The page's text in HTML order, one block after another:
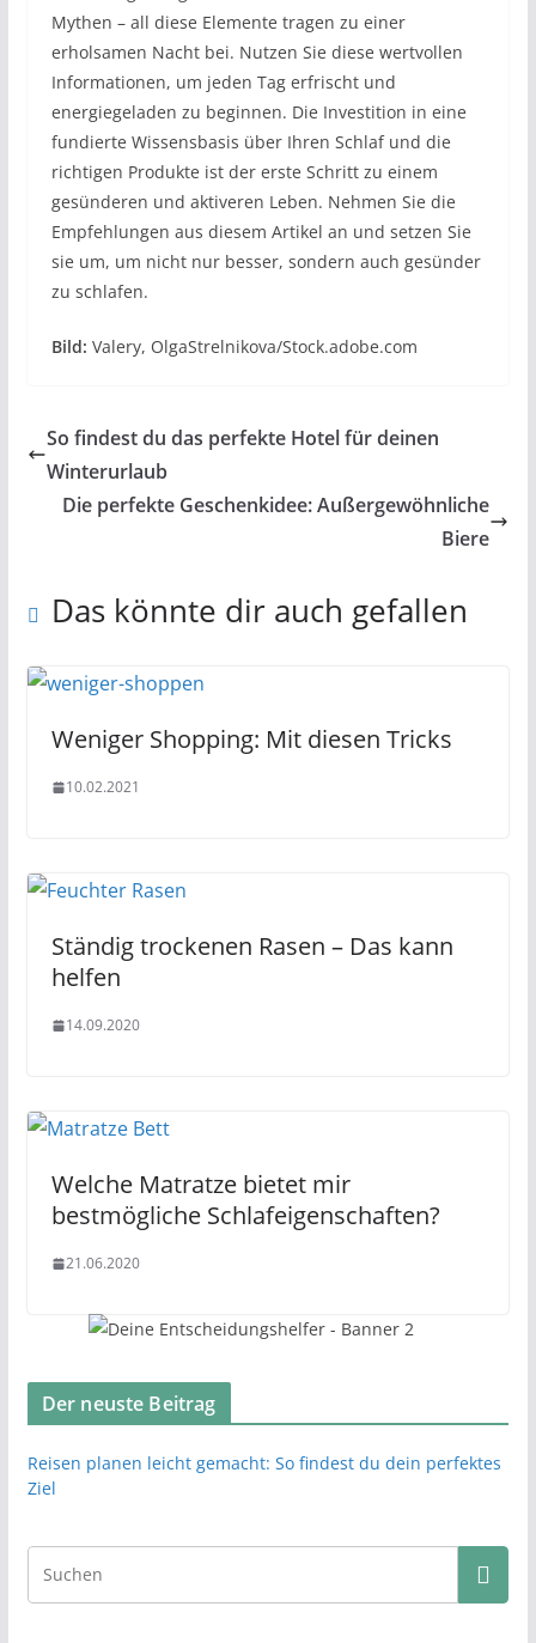
Mythen – all diese Elemente tragen zu einer
erholsamen Nacht bei. Nutzen Sie diese wertvollen
Informationen, um jeden Tag erfrischt und
energiegeladen zu beginnen. Die Investition in eine
fundierte Wissensbasis über Ihren Schlaf und die
richtigen Produkte ist der erste Schritt zu einem
gesünderen und aktiveren Leben. Nehmen Sie die
Empfehlungen aus diesem Artikel an und setzen Sie
sie um, um nicht nur besser, sondern auch gesünder
zu schlafen.
Bild: Valery, OlgaStrelnikova/Stock.adobe.com
So findest du das perfekte Hotel für deinen
Winterurlaub
Die perfekte Geschenkidee: Außergewöhnliche
Biere
Das könnte dir auch gefallen
Weniger Shopping: Mit diesen Tricks
10.02.2021
Ständig trockenen Rasen – Das kann
helfen
14.09.2020
Welche Matratze bietet mir
bestmögliche Schlafeigenschaften?
21.06.2020
Der neuste Beitrag
Reisen planen leicht gemacht: So findest du dein perfektes
Ziel